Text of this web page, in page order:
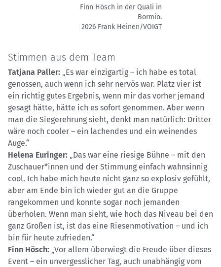
Finn Hösch in der Quali in
Bormio.
2026 Frank Heinen/VOIGT
Stimmen aus dem Team
Tatjana Paller: „Es war einzigartig – ich habe es total
genossen, auch wenn ich sehr nervös war. Platz vier ist
ein richtig gutes Ergebnis, wenn mir das vorher jemand
gesagt hätte, hätte ich es sofort genommen. Aber wenn
man die Siegerehrung sieht, denkt man natürlich: Dritter
wäre noch cooler – ein lachendes und ein weinendes
Auge.“
Helena Euringer: „Das war eine riesige Bühne – mit den
Zuschauer*innen und der Stimmung einfach wahnsinnig
cool. Ich habe mich heute nicht ganz so explosiv gefühlt,
aber am Ende bin ich wieder gut an die Gruppe
rangekommen und konnte sogar noch jemanden
überholen. Wenn man sieht, wie hoch das Niveau bei den
ganz Großen ist, ist das eine Riesenmotivation – und ich
bin für heute zufrieden.“
Finn Hösch: „Vor allem überwiegt die Freude über dieses
Event – ein unvergesslicher Tag, auch unabhängig vom